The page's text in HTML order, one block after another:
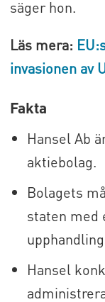
säger hon.
Läs mera:
invasionen av
Fakta
Hansel Ab
aktiebolag.
Bolagets
staten med
Hansel